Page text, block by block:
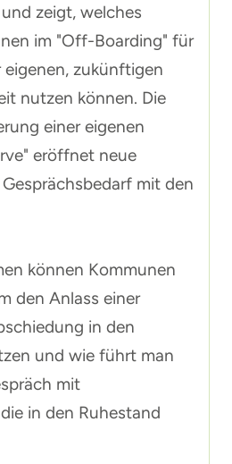
zeigt, welches
im "Off-Boarding" für
zukünftigen
nutzen können. Die
einer eigenen
eröffnet neue
mit den
können Kommunen
den Anlass einer
in den
und wie führt man
mit
in den Ruhestand